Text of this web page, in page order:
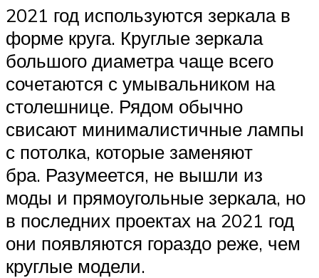
2021 год используются зеркала в
форме круга. Круглые зеркала
большого диаметра чаще всего
сочетаются с умывальником на
столешнице. Рядом обычно
свисают минималистичные лампы
с потолка, которые заменяют
бра. Разумеется, не вышли из
моды и прямоугольные зеркала, но
в последних проектах на 2021 год
они появляются гораздо реже, чем
круглые модели.